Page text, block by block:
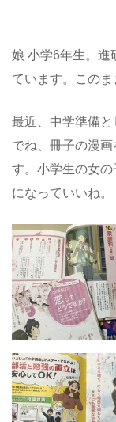
娘 小学6年生。進
ています。このま
最近、中学準備
でね、冊子の漫
す。小学生の女
になっていいね。